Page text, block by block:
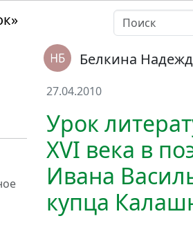
Белкина
27.04.2010
Урок
XVI века в
Ивана
купца